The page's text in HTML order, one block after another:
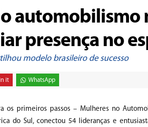
automobilismo
presença no
modelo brasileiro de sucesso
it WhatsApp
os primeiros passos – Mulheres no
do Sul, conectou 54 lideranças e